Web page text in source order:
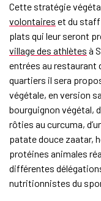
Cette stratégie
volontaires et du staff
plats qui leur seront
village des athlètes à
entrées au restaurant
quartiers il sera
végétale, en version
bourguignon végétal,
rôties au curcuma,
patate douce zaatar,
protéines animales
différentes
nutritionnistes du